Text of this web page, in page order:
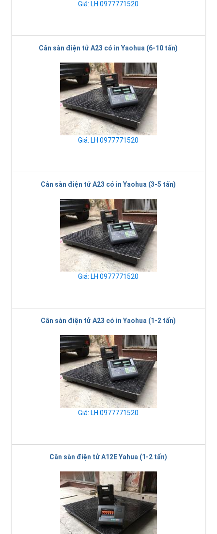
Giá: LH 0977771520
Cân sàn điện tử A23 có in Yaohua (6-10 tấn)
Giá: LH 0977771520
Cân sàn điện tử A23 có in Yaohua (3-5 tấn)
Giá: LH 0977771520
Cân sàn điện tử A23 có in Yaohua (1-2 tấn)
Giá: LH 0977771520
Cân sàn điện tử A12E Yahua (1-2 tấn)